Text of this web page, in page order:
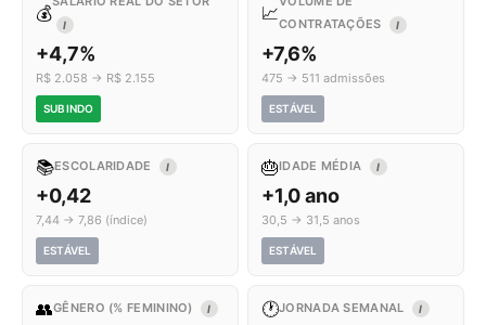
💰
I
+4,7%
R$ 2.058 → R$ 2.155
SUBINDO
📈CONTRATAÇÕES
I
+7,6%
475 → 511 admissões
ESTÁVEL
📚ESCOLARIDADE I
+0,42
7,44 → 7,86 (índice)
ESTÁVEL
🎂IDADE MÉDIA I
+1,0 ano
30,5 → 31,5 anos
ESTÁVEL
👥GÊNERO (% FEMININO) I 🕐JORNADA SEMANAL I